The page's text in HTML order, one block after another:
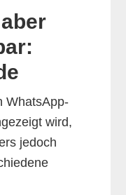
WhatsApp-
wird,
jedoch